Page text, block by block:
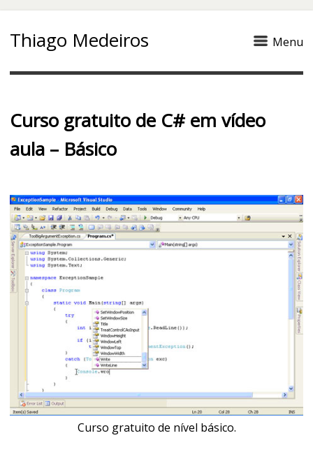
Thiago Medeiros Menu
Curso gratuito de C# em vídeo
aula – Básico
Curso gratuito de nível básico.